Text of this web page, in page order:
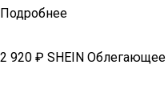
Подробнее
2 920 ₽ SHEIN